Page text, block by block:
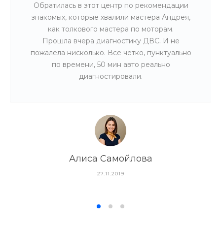
Обратилась в этот центр по рекомендации
знакомых, которые хвалили мастера Андрея,
как толкового мастера по моторам.
Прошла вчера диагностику ДВС. И не
пожалела нисколько. Все четко, пунктуально
по времени, 50 мин авто реально
диагностировали.
Алиса Самойлова
27.11.2019